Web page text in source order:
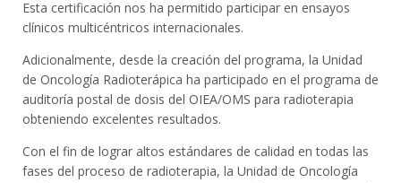
Esta certificación nos ha permitido participar en ensayos
clínicos multicéntricos internacionales.
Adicionalmente, desde la creación del programa, la Unidad
de Oncología Radioterápica ha participado en el programa de
auditoría postal de dosis del OIEA/OMS para radioterapia
obteniendo excelentes resultados.
Con el fin de lograr altos estándares de calidad en todas las
fases del proceso de radioterapia, la Unidad de Oncología